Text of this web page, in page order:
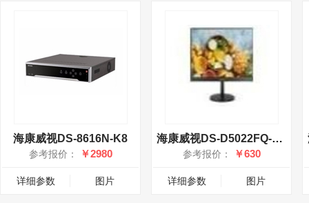
海康威视DS-8616N-K8
参考报价： ￥2980
详细参数 图片
海康威视DS-D5022FQ-NA(国内标配)
参考报价： ￥630
详细参数 图片